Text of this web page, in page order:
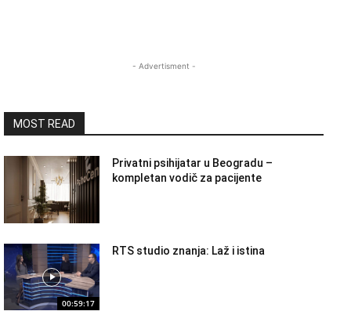
- Advertisment -
MOST READ
Privatni psihijatar u Beogradu –
kompletan vodič za pacijente
00:59:17
RTS studio znanja: Laž i istina